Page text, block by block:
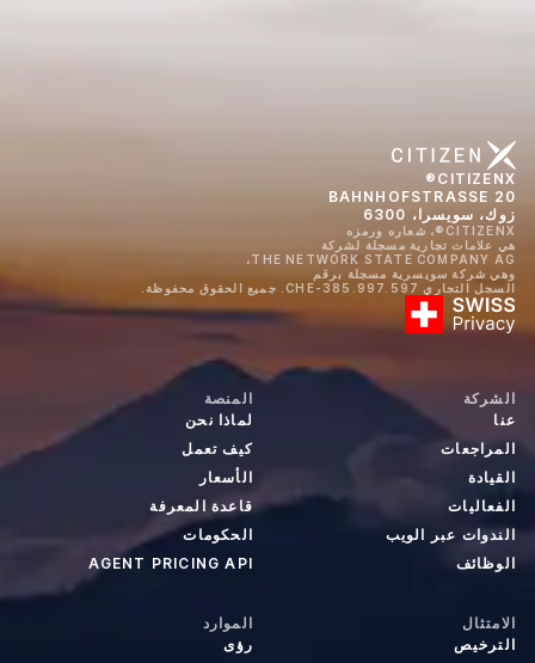
CITIZENX®
BAHNHOFSTRASSE 20
زوك، سويسرا، 6300
CITIZENX®، شعاره ورمزه
هي علامات تجارية مسجلة لشركة
THE NETWORK STATE COMPANY AG،
وهي شركة سويسرية مسجلة برقم
السجل التجاري CHE-385.997.597. جميع الحقوق محفوظة.
الشركة
عنا
المراجعات
القيادة
الفعاليات
الندوات عبر الويب
الوظائف
المنصة
لماذا نحن
كيف تعمل
الأسعار
قاعدة المعرفة
الحكومات
AGENT PRICING API
الامتثال
الترخيص
الموارد
رؤى